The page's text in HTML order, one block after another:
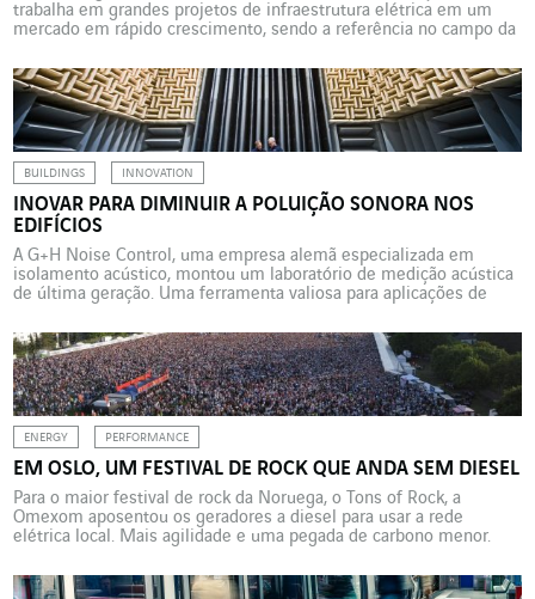
trabalha em grandes projetos de infraestrutura elétrica em um
mercado em rápido crescimento, sendo a referência no campo da
fundamental para o sucesso desse tipo de projeto. Às margens do
Golfo de Bótnia, em Oulu, cerca de 600 km ao […]
BUILDINGS INNOVATION
INOVAR PARA DIMINUIR A POLUIÇÃO SONORA NOS
EDIFÍCIOS
A G+H Noise Control, uma empresa alemã especializada em
isolamento acústico, montou um laboratório de medição acústica
de última geração. Uma ferramenta valiosa para aplicações de
G+H (VINCI Energies), que atua nas áreas de isolamento, proteção
contra incêndio e planejamento técnico de edifícios, a G+H […]
ENERGY PERFORMANCE
EM OSLO, UM FESTIVAL DE ROCK QUE ANDA SEM DIESEL
Para o maior festival de rock da Noruega, o Tons of Rock, a
Omexom aposentou os geradores a diesel para usar a rede
elétrica local. Mais agilidade e uma pegada de carbono menor.
encontro de fãs de rock e heavy metal […]